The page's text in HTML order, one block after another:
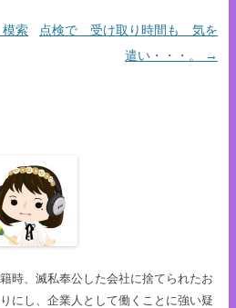
索
点検で 受け取り時間も 気を
遣い・・・。
→
時、滅私奉公した会社に捨てられたお
にし、企業人として働くことに強い疑